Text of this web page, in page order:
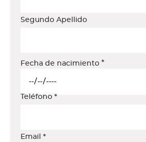
Segundo Apellido
Fecha de nacimiento
Date
Teléfono
Email